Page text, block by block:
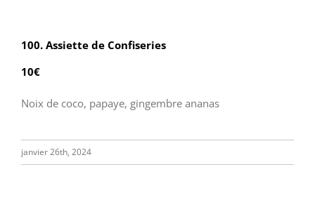
100. Assiette de Confiseries
10€
Noix de coco, papaye, gingembre ananas
janvier 26th, 2024